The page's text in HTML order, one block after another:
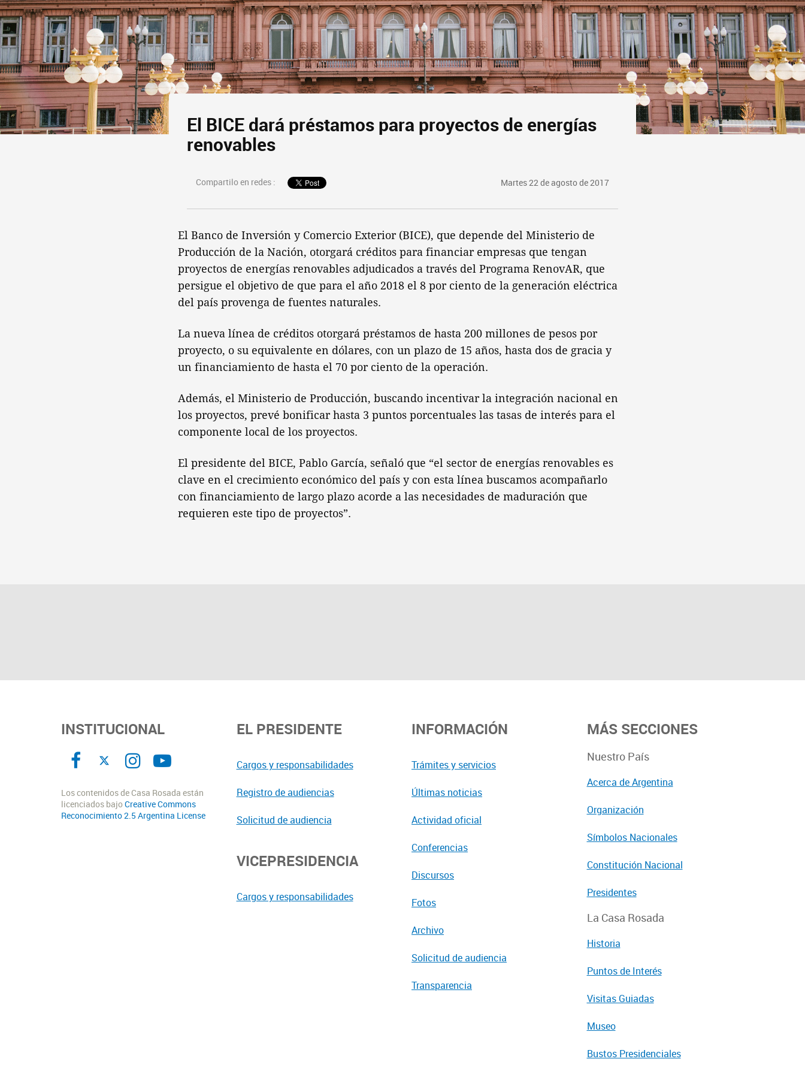
El BICE dará préstamos para proyectos de energías
renovables
Compartilo en redes : Martes 22 de agosto de 2017
El Banco de Inversión y Comercio Exterior (BICE), que depende del Ministerio de
Producción de la Nación, otorgará créditos para financiar empresas que tengan
proyectos de energías renovables adjudicados a través del Programa RenovAR, que
persigue el objetivo de que para el año 2018 el 8 por ciento de la generación eléctrica
del país provenga de fuentes naturales.
La nueva línea de créditos otorgará préstamos de hasta 200 millones de pesos por
proyecto, o su equivalente en dólares, con un plazo de 15 años, hasta dos de gracia y
un financiamiento de hasta el 70 por ciento de la operación.
Además, el Ministerio de Producción, buscando incentivar la integración nacional en
los proyectos, prevé bonificar hasta 3 puntos porcentuales las tasas de interés para el
componente local de los proyectos.
El presidente del BICE, Pablo García, señaló que “el sector de energías renovables es
clave en el crecimiento económico del país y con esta línea buscamos acompañarlo
con financiamiento de largo plazo acorde a las necesidades de maduración que
requieren este tipo de proyectos”.
INSTITUCIONAL
Los contenidos de Casa Rosada están
licenciados bajoCreative Commons
Reconocimiento 2.5 Argentina License
EL PRESIDENTE
Cargos y responsabilidades
Registro de audiencias
Solicitud de audiencia
VICEPRESIDENCIA
Cargos y responsabilidades
INFORMACIÓN
Trámites y servicios
Últimas noticias
Actividad oficial
Conferencias
Discursos
Fotos
Archivo
Solicitud de audiencia
Transparencia
MÁS SECCIONES
Nuestro País
Acerca de Argentina
Organización
Símbolos Nacionales
Constitución Nacional
Presidentes
La Casa Rosada
Historia
Puntos de Interés
Visitas Guiadas
Museo
Bustos Presidenciales